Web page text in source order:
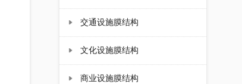
交通设施膜结构
文化设施膜结构
商业设施膜结构